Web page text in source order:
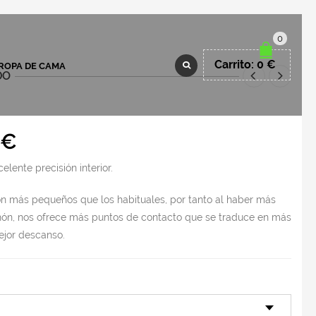
DE CAMA
0
Carrito: 0 €
€
de
precios:
desde
1.009 €
hasta
precisión interior.
más pequeños que los habituales, por tanto al haber más
nos ofrece más puntos de contacto que se traduce en más
descanso.